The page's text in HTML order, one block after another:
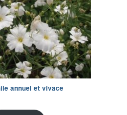
annuel et vivace